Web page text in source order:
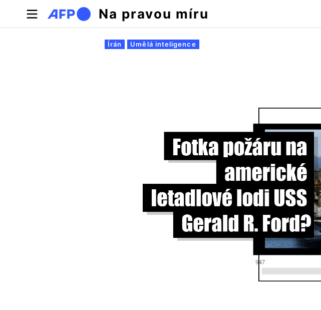
Přejít k hlavnímu obsahu
Na pravou míru
Hlavní záložky
Írán Umělá inteligence